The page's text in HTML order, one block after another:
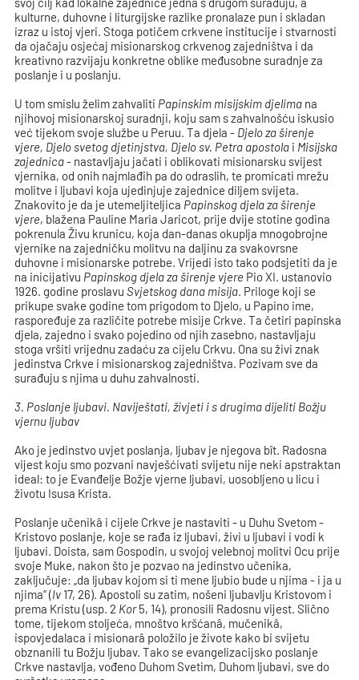
kulturne, duhovne i liturgijske razlike pronalaze pun i skladan
izraz u istoj vjeri. Stoga potičem crkvene institucije i stvarnosti
da ojačaju osjećaj misionarskog crkvenog zajedništva i da
kreativno razvijaju konkretne oblike međusobne suradnje za
poslanje i u poslanju.
U tom smislu želim zahvaliti Papinskim misijskim djelima na
njihovoj misionarskoj suradnji, koju sam s zahvalnošću iskusio
već tijekom svoje službe u Peruu. Ta djela - Djelo za širenje
vjere, Djelo svetog djetinjstva, Djelo sv. Petra apostola i Misijska
zajednica- nastavljaju jačati i oblikovati misionarsku svijest
vjernika, od onih najmlađih pa do odraslih, te promicati mrežu
molitve i ljubavi koja ujedinjuje zajednice diljem svijeta.
Znakovito je da je utemeljiteljica Papinskog djela za širenje
vjere, blažena Pauline Maria Jaricot, prije dvije stotine godina
pokrenula Živu krunicu, koja dan-danas okuplja mnogobrojne
vjernike na zajedničku molitvu na daljinu za svakovrsne
duhovne i misionarske potrebe. Vrijedi isto tako podsjetiti da je
na inicijativu Papinskog djela za širenje vjere Pio XI. ustanovio
1926. godine proslavuSvjetskog dana misija. Priloge koji se
prikupe svake godine tom prigodom to Djelo, u Papino ime,
raspoređuje za različite potrebe misije Crkve. Ta četiri papinska
djela, zajedno i svako pojedino od njih zasebno, nastavljaju
stoga vršiti vrijednu zadaću za cijelu Crkvu. Ona su živi znak
jedinstva Crkve i misionarskog zajedništva. Pozivam sve da
surađuju s njima u duhu zahvalnosti.
3. Poslanje ljubavi. Naviještati, živjeti i s drugima dijeliti Božju
vjernu ljubav
Ako je jedinstvo uvjet poslanja, ljubav je njegova bît. Radosna
vijest koju smo pozvani navješćivati svijetu nije neki apstraktan
ideal: to je Evanđelje Božje vjerne ljubavi, uosobljeno u licu i
životu Isusa Krista.
Poslanje učenikâ i cijele Crkve je nastaviti - u Duhu Svetom -
Kristovo poslanje, koje se rađa iz ljubavi, živi u ljubavi i vodi k
ljubavi. Doista, sam Gospodin, u svojoj velebnoj molitvi Ocu prije
svoje Muke, nakon što je pozvao na jedinstvo učenika,
zaključuje: „da ljubav kojom si ti mene ljubio bude u njima - i ja u
njima“ (Iv 17, 26). Apostoli su zatim, nošeni ljubavlju Kristovom i
prema Kristu (usp. 2 Kor5, 14), pronosili Radosnu vijest. Slično
tome, tijekom stoljeća, mnoštvo kršćanâ, mučenikâ,
ispovjedalaca i misionarâ položilo je živote kako bi svijetu
obznanili tu Božju ljubav. Tako se evangelizacijsko poslanje
Crkve nastavlja, vođeno Duhom Svetim, Duhom ljubavi, sve do